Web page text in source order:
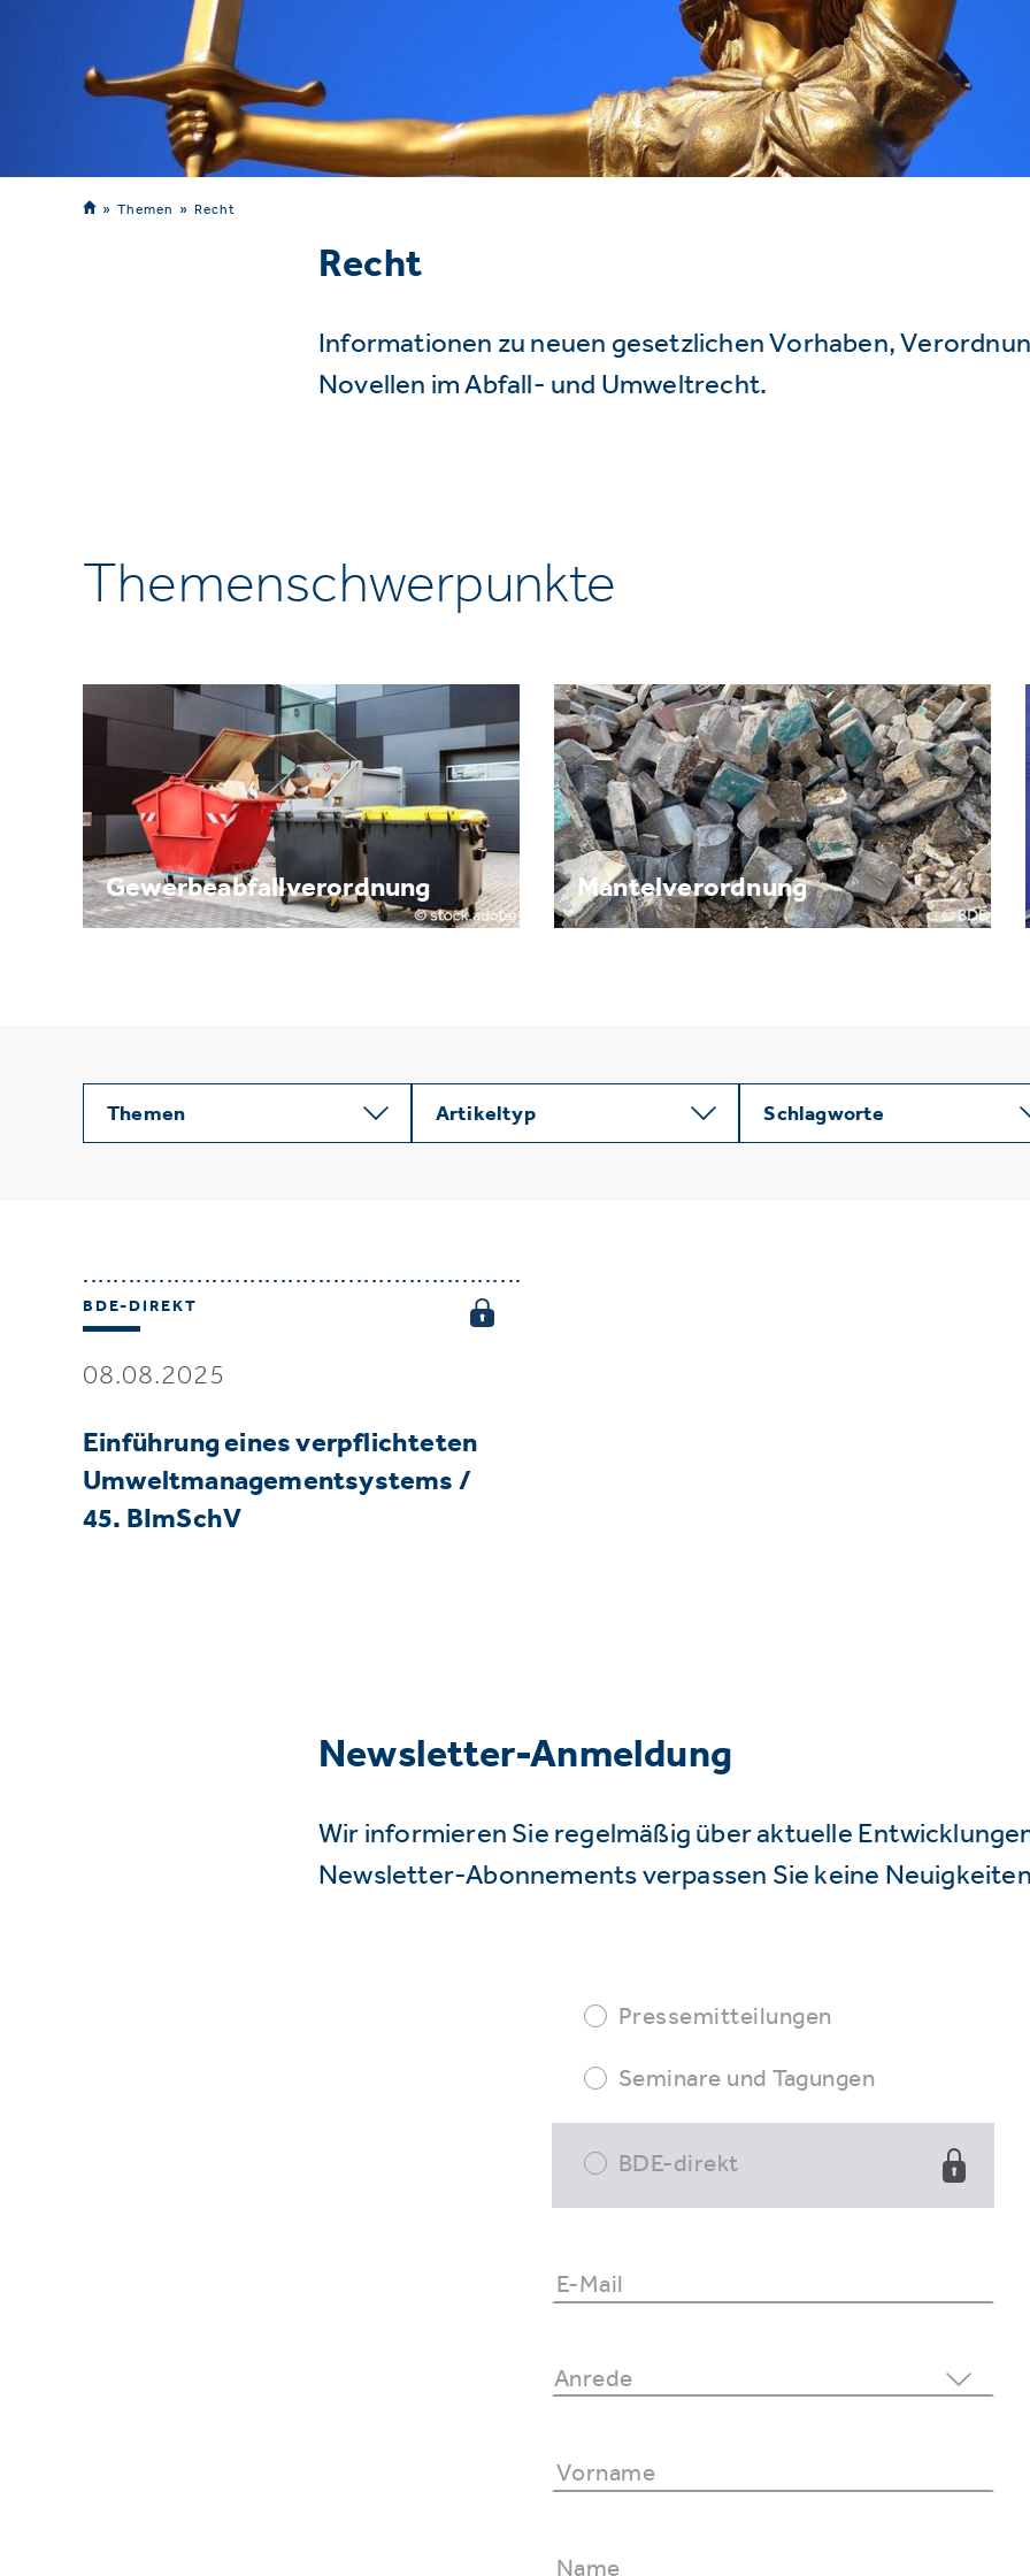
Themen Recht
Recht
Informationen zu neuen gesetzlichen Vorhaben,
Novellen im Abfall- und Umweltrecht.
Themenschwerpunkte
Gewerbeabfallverordnung Mantelverordnung
Themen Artikeltyp Schlagworte
BDE-DIREKT
08.08.2025
Einführung eines verpflichteten
Umweltmanagementsystems /
45. BImSchV
Newsletter-Anmeldung
Wir informieren Sie regelmäßig über aktuelle
Newsletter-Abonnements verpassen Sie keine
Pressemitteilungen
Seminare und Tagungen
BDE-direkt